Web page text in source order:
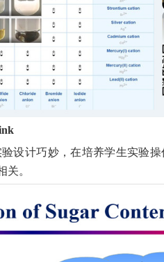
验设计巧妙，在培养学生实验
。